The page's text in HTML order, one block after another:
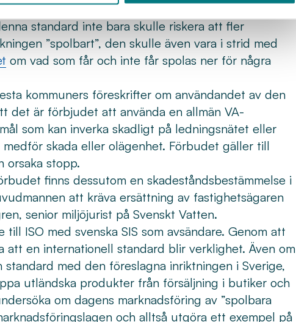
för påstått ”spolbara produkter”. Svenskt Vatten
standard inte bara skulle riskera att fler
”spolbart”, den skulle även vara i strid med
om vad som får och inte får spolas ner för några
kommuners föreskrifter om användandet av den
det är förbjudet att använda en allmän VA-
som kan inverka skadligt på ledningsnätet eller
skada eller olägenhet. Förbudet gäller till
orsaka stopp.
finns dessutom en skadeståndsbestämmelse i
att kräva ersättning av fastighetsägaren
senior miljöjurist på Svenskt Vatten.
ISO med svenska SIS som avsändare. Genom att
att en internationell standard blir verklighet. Även om
med den föreslagna inriktningen i Sverige,
utländska produkter från försäljning i butiker och
om dagens marknadsföring av ”spolbara
och alltså utgöra ett exempel på